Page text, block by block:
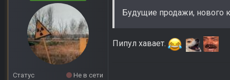
Статус
Не в сети
Будущие продажи, нового
Пипул хавает.